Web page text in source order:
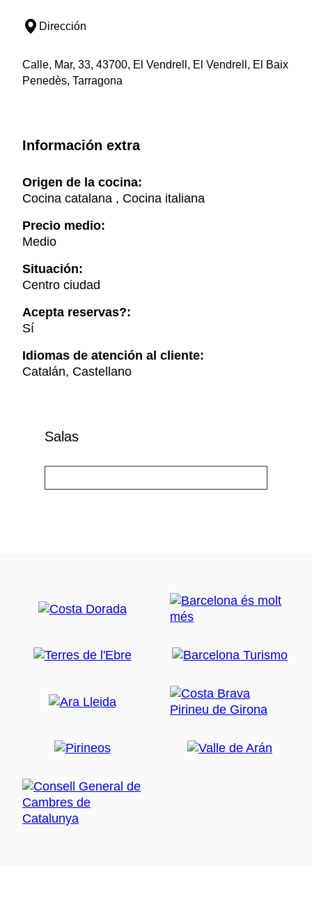
Dirección
Calle, Mar, 33, 43700, El Vendrell, El Vendrell, El Baix
Penedès, Tarragona
Información extra
Origen de la cocina:
Cocina catalana , Cocina italiana
Precio medio:
Medio
Situación:
Centro ciudad
Acepta reservas?:
Sí
Idiomas de atención al cliente:
Catalán, Castellano
Salas